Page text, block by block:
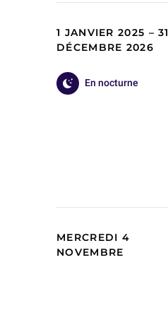
1 JANVIER 2025 – 31
DÉCEMBRE 2026
En nocturne
MERCREDI 4
NOVEMBRE